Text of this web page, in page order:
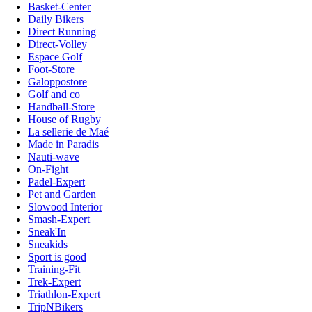
Basket-Center
Daily Bikers
Direct Running
Direct-Volley
Espace Golf
Foot-Store
Galoppostore
Golf and co
Handball-Store
House of Rugby
La sellerie de Maé
Made in Paradis
Nauti-wave
On-Fight
Padel-Expert
Pet and Garden
Slowood Interior
Smash-Expert
Sneak'In
Sneakids
Sport is good
Training-Fit
Trek-Expert
Triathlon-Expert
TripNBikers